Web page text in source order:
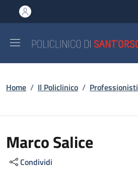
al contenuto principale
to footer content
Briciole di pane
Home / Il Policlinico / Professionisti
Marco Salice
Condividi